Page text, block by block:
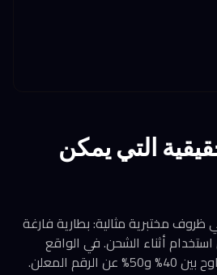
التي يمكن
مختبرية مثالية: بطارية فارغة
استخدام أثناء الشحن. في الواقع
المعلن.